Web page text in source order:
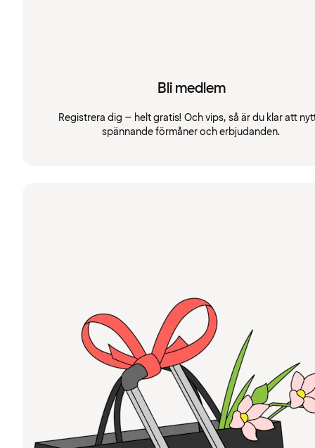
Bli medlem
Registrera dig – helt gratis! Och vips, så är du klar att
spännande förmåner och erbjudanden.